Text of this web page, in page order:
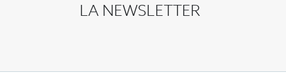
LA NEWSLETTER